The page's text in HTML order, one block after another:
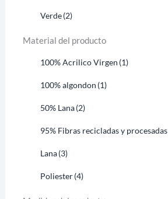
Verde(2)
Material del producto
100% Acrilico Virgen (1)
100% algondon (1)
50% Lana(2)
95% Fibras recicladas y procesadas
Lana(3)
Poliester(4)